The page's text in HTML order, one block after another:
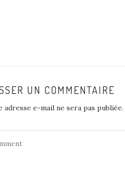
UN COMMENTAIRE
adresse e-mail ne sera pas publiée.